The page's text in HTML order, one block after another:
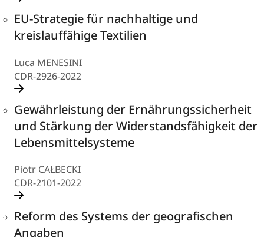
EU-Strategie für nachhaltige und
kreislauffähige Textilien
Luca MENESINI
CDR-2926-2022
Gewährleistung der Ernährungssicherheit
und Stärkung der Widerstandsfähigkeit der
Lebensmittelsysteme
Piotr CAŁBECKI
CDR-2101-2022
Reform des Systems der geografischen
Angaben